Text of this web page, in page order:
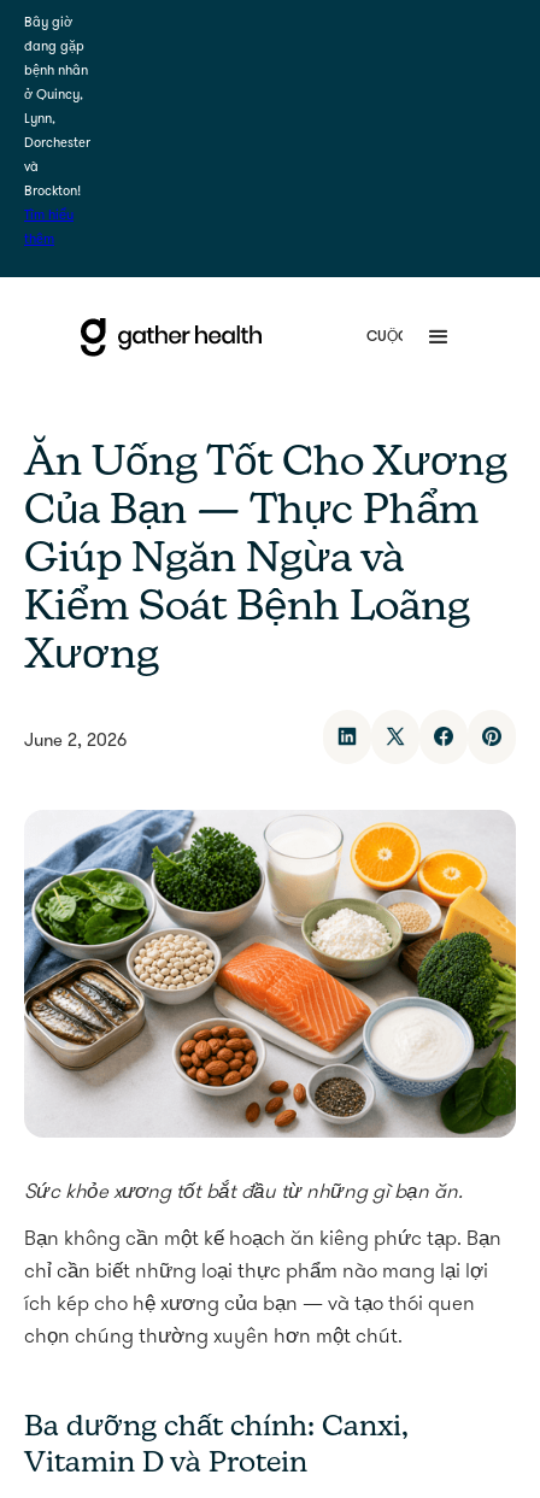
Bây giờ
đang gặp
bệnh nhân
ở Quincy,
Lynn,
Dorchester
và
Brockton!
Tìm hiểu
thêm
Ăn Uống Tốt Cho Xương
Của Bạn — Thực Phẩm
Giúp Ngăn Ngừa và
Kiểm Soát Bệnh Loãng
Xương
June 2, 2026
Sức khỏe xương tốt bắt đầu từ những gì bạn ăn.
Bạn không cần một kế hoạch ăn kiêng phức tạp. Bạn
chỉ cần biết những loại thực phẩm nào mang lại lợi
ích kép cho hệ xương của bạn — và tạo thói quen
chọn chúng thường xuyên hơn một chút.
Ba dưỡng chất chính: Canxi,
Vitamin D và Protein